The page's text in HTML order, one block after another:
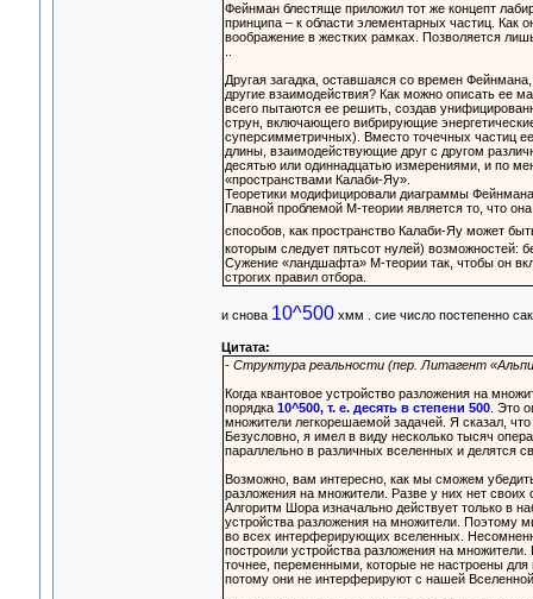
Фейнман блестяще приложил тот же концепт
принципа – к области элементарных частиц.
воображение в жестких рамках. Позволяется
Другая загадка, оставшаяся со времен
другие взаимодействия? Как можно описать ее
всего пытаются ее решить, создав
струн, включающего вибрирующие
суперсимметричных). Вместо точечных частиц
длины, взаимодействующие друг с другом
десятью или одиннадцатью измерениями, и по
«пространствами Калаби-Яу».
Теоретики модифицировали диаграммы
Главной проблемой М-теории является то, что
способов, как пространство Калаби-Яу может
которым следует пятьсот нулей) возможностей:
Сужение «ландшафта» М-теории так, чтобы он
строгих правил отбора.
и снова 10^500хмм . сие число постепенно
Цитата:
- Структура реальности (пер. Литагент
Когда квантовое устройство разложения на
порядка 10^500, т. е. десять в степени 500. Это
множители легкорешаемой задачей. Я сказал,
Безусловно, я имел в виду несколько тысяч
параллельно в различных вселенных и делятся
Возможно, вам интересно, как мы сможем
разложения на множители. Разве у них нет
Алгоритм Шора изначально действует только в
устройства разложения на множители. Поэтому
во всех интерферирующих вселенных.
построили устройства разложения на
точнее, переменными, которые не настроены
потому они не интерферируют с нашей